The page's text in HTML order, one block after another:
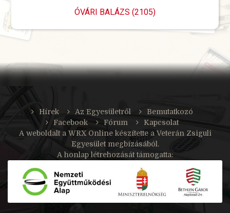
ÓVÁRI BALÁZS (2105)
Hírek Az Egyesületről
Bemutatkozó
Facebook
Fórum
Kapcsolat
A weboldalt a WRX Onlinekészítette a Veterán Zsiguli
Egyesület megbízásából.
A honlap létrehozását támogatta: